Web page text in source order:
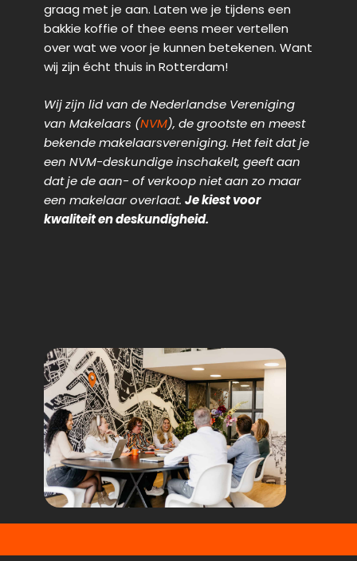
graag met je aan. Laten we je tijdens een
bakkie koffie of thee eens meer vertellen
over wat we voor je kunnen betekenen. Want
wij zijn écht thuis in Rotterdam!
Wij zijn lid van de Nederlandse Vereniging
van Makelaars (NVM), de grootste en meest
bekende makelaarsvereniging. Het feit dat je
een NVM-deskundige inschakelt, geeft aan
dat je de aan- of verkoop niet aan zo maar
een makelaar overlaat. Je kiest voor
kwaliteit en deskundigheid.